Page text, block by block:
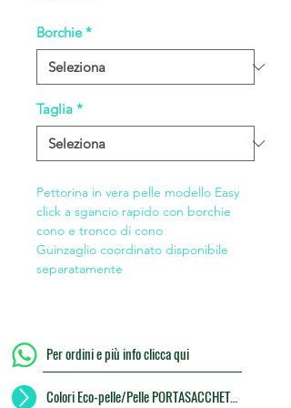
Borchie *
Taglia *
Pettorina in vera pelle modello Easy
click a sgancio rapido con borchie
cono e tronco di cono
Guinzaglio coordinato disponibile
separatamente
Per ordini e più info clicca qui
Colori Eco-pelle/Pelle PORTASACCHETTI